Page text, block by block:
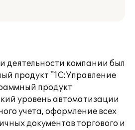
деятельности компании был
продукт "1С:Управление
продукт
уровень автоматизации
учета, оформление всех
документов торгового и